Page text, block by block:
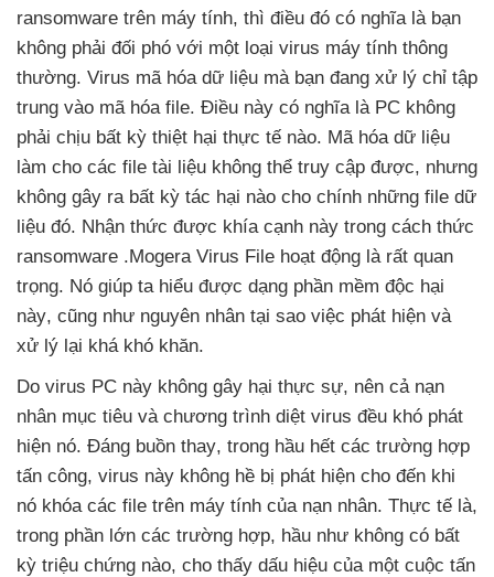
ransomware trên máy tính, thì điều đó có nghĩa là bạn
không phải đối phó với một loại virus máy tính thông
thường. Virus mã hóa dữ liệu mà bạn đang xử lý chỉ tập
trung vào mã hóa file. Điều này có nghĩa là PC không
phải chịu bất kỳ thiệt hại thực tế nào. Mã hóa dữ liệu
làm cho các file tài liệu không thể truy cập được, nhưng
không gây ra bất kỳ tác hại nào cho chính những file dữ
liệu đó. Nhận thức được khía cạnh này trong cách thức
ransomware .Mogera Virus File hoạt động là rất quan
trọng. Nó giúp ta hiểu được dạng phần mềm độc hại
này, cũng như nguyên nhân tại sao việc phát hiện và
xử lý lại khá khó khăn.
Do virus PC này không gây hại thực sự, nên cả nạn
nhân mục tiêu và chương trình diệt virus đều khó phát
hiện nó. Đáng buồn thay, trong hầu hết các trường hợp
tấn công, virus này không hề bị phát hiện cho đến khi
nó khóa các file trên máy tính của nạn nhân. Thực tế là,
trong phần lớn các trường hợp, hầu như không có bất
kỳ triệu chứng nào, cho thấy dấu hiệu của một cuộc tấn